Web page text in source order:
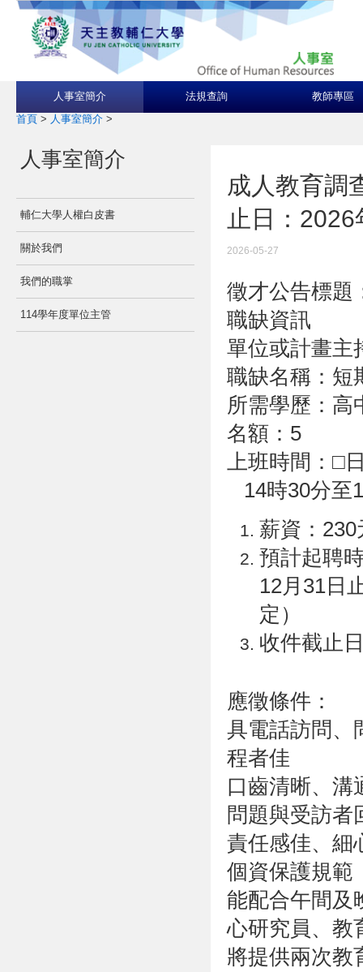
人事室簡介 法規查詢 教師專區
首頁 > 人事室簡介 >
人事室簡介
輔仁大學人權白皮書
關於我們
我們的職掌
114學年度單位主管
成人教育調
止日：
2026-05-27
徵才公告標題
職缺資訊
單位或計畫主
職缺名稱：短
所需學歷：高
名額：5
上班時間：
14時30分至
薪資：230
預計起聘
12月31日
定）
收件截止
應徵條件：
具電話訪問、
程者佳
口齒清晰、溝
問題與受訪者
責任感佳、細
個資保護規範
能配合午間及
心研究員、教
將提供兩次教